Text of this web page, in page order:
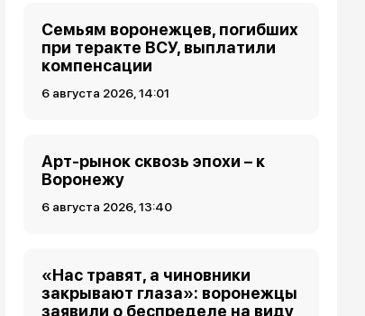
Семьям воронежцев, погибших
при теракте ВСУ, выплатили
компенсации
6 августа 2026, 14:01
Арт-рынок сквозь эпохи – к
Воронежу
6 августа 2026, 13:40
«Нас травят, а чиновники
закрывают глаза»: воронежцы
заявили о беспределе на виду